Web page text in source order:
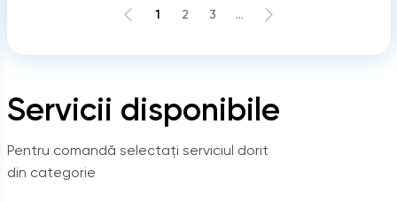
Servicii disponibile
Pentru comandă selectați serviciul dorit
din categorie
1 2 3 ...